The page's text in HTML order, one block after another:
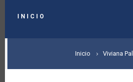
NAVIGATION
INICIO
ENLACES
Inicio Viviana